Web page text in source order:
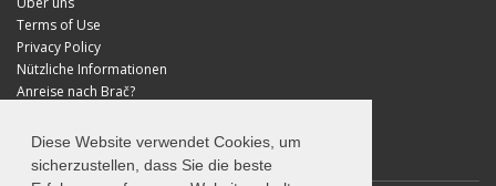
Diese Website verwendet Cookies, um
sicherzustellen, dass Sie die beste
Terms of Use
Privacy Policy
Nützliche Informationen
Anreise nach Brač?